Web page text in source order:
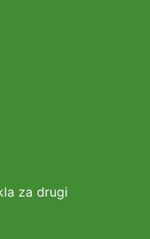
za drugi